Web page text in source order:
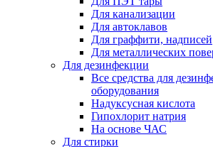
Для канализации
Для автоклавов
Для граффити, надписей
Для металлических
Для дезинфекции
Все средства для
оборудования
Надуксусная кислота
Гипохлорит натрия
На основе ЧАС
Для стирки